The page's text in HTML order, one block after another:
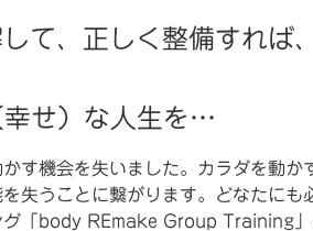
て、正しく整備すれば
せ）な人生を…
す機会を失いました。カラダを動か
失うことに繋がります。どなたにも
グ「body REmake Group Training」